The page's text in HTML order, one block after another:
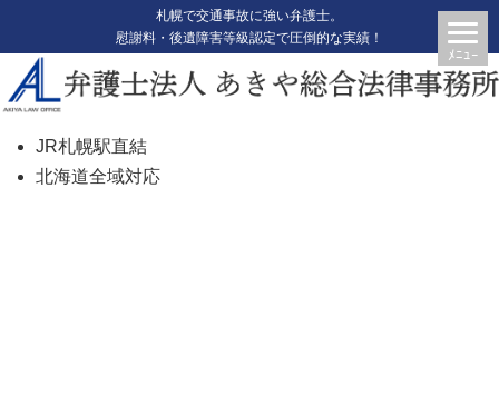
札幌で交通事故に強い弁護士。
慰謝料・後遺障害等級認定で圧倒的な実績！
JR札幌駅直結
北海道全域対応